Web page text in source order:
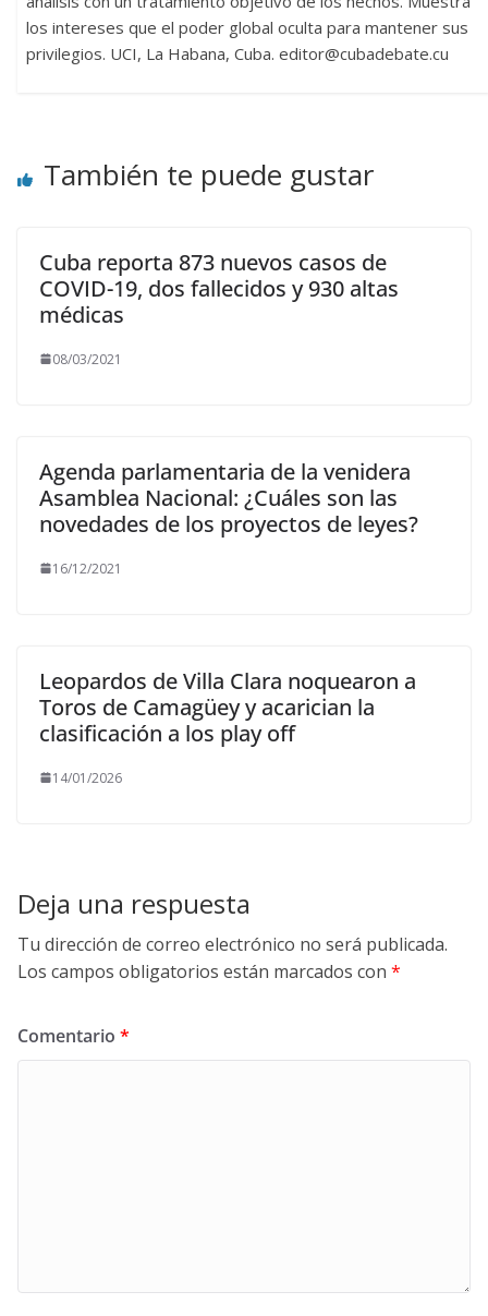
los intereses que el poder global oculta para mantener sus
privilegios. UCI, La Habana, Cuba. editor@cubadebate.cu
También te puede gustar
Cuba reporta 873 nuevos casos de
COVID-19, dos fallecidos y 930 altas
médicas
08/03/2021
Agenda parlamentaria de la venidera
Asamblea Nacional: ¿Cuáles son las
novedades de los proyectos de leyes?
16/12/2021
Leopardos de Villa Clara noquearon a
Toros de Camagüey y acarician la
clasificación a los play off
14/01/2026
Deja una respuesta
Tu dirección de correo electrónico no será publicada.
Los campos obligatorios están marcados con *
Comentario *